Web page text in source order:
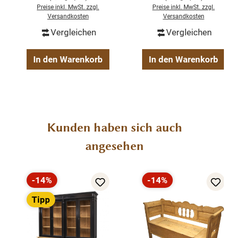
1 Kleiderstange
Preise inkl. MwSt. zzgl.
Versandkosten
Vergleichen
In den Warenkorb
Preise inkl. MwSt. zzgl.
Versandkosten
Vergleichen
In den Warenkorb
Produktgalerie überspringen
Kunden haben sich auch
angesehen
Rabatt
-14%
Tipp
Rabatt
-14%